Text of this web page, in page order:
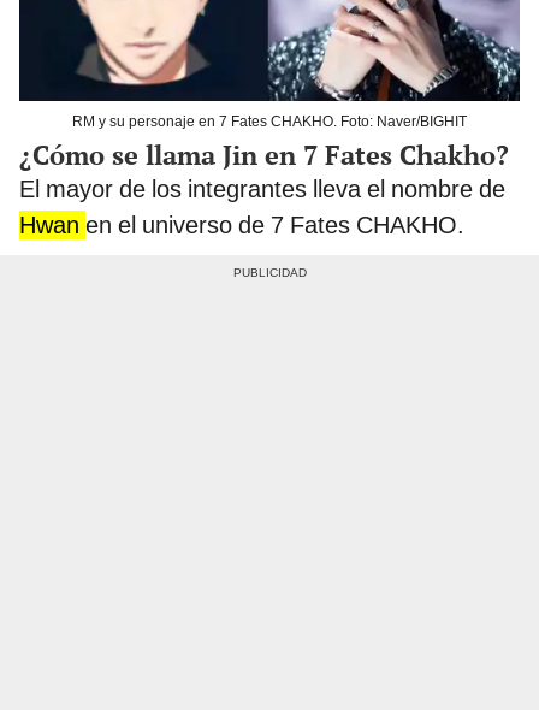
RM y su personaje en 7 Fates CHAKHO. Foto: Naver/BIGHIT
¿Cómo se llama Jin en 7 Fates Chakho?
El mayor de los integrantes lleva el nombre de
Hwan en el universo de 7 Fates CHAKHO.